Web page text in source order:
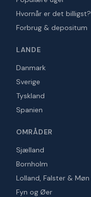
Hvornår er det billigst?
Forbrug & depositum
LANDE
Danmark
Sverige
Tyskland
Spanien
OMRÅDER
Sjælland
Bornholm
Lolland, Falster & Møn
Fyn og Øer